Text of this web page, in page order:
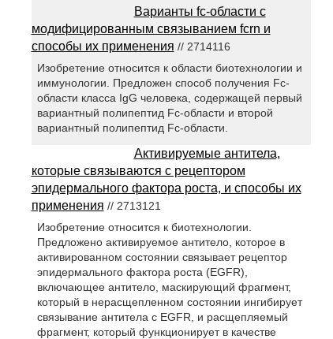
Варианты fc-области с
модифицированным связыванием fcrn и
способы их применения // 2714116
Изобретение относится к области биотехнологии и
иммунологии. Предложен способ получения Fc-
области класса IgG человека, содержащей первый
вариантный полипептид Fc-области и второй
вариантный полипептид Fc-области.
Активируемые антитела,
которые связываются с рецептором
эпидермального фактора роста, и способы их
применения // 2713121
Изобретение относится к биотехнологии.
Предложено активируемое антитело, которое в
активированном состоянии связывает рецептор
эпидермального фактора роста (EGFR),
включающее антитело, маскирующий фрагмент,
который в нерасщепленном состоянии ингибирует
связывание антитела с EGFR, и расщепляемый
фрагмент, который функционирует в качестве